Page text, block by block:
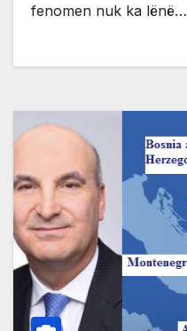
fenomen nuk ka lënë…